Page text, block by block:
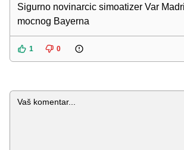
Sigurno novinarcic simoatizer Var
mocnog Bayerna
1 0
Komentar